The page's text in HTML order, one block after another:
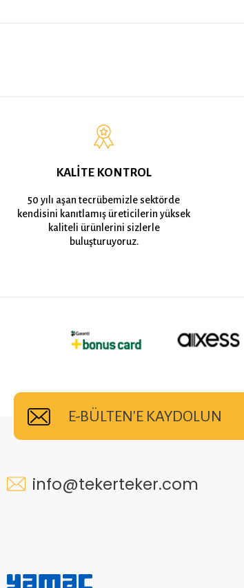
KALİTE KONTROL
50 yılı aşan tecrübemizle sektörde
kendisini kanıtlamış üreticilerin yüksek
kaliteli ürünlerini sizlerle
buluşturuyoruz.
E-BÜLTEN'E KAYDOLUN
info@tekerteker.com